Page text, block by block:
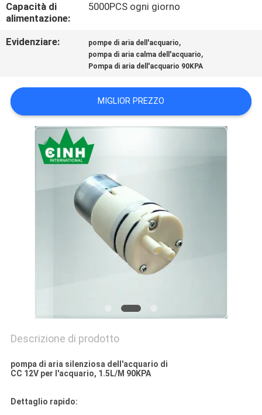
MAPPA
SITO
PRIVACY
POLICY
Capacità di
alimentazione:
5000PCS ogni giorno
Evidenziare: pompe di aria dell'acquario,
pompa di aria calma dell'acquario,
Pompa di aria dell'acquario 90KPA
MIGLIOR PREZZO
Descrizione di prodotto
pompa di aria silenziosa dell'acquario di
CC 12V per l'acquario, 1.5L/M 90KPA
Dettaglio rapido: